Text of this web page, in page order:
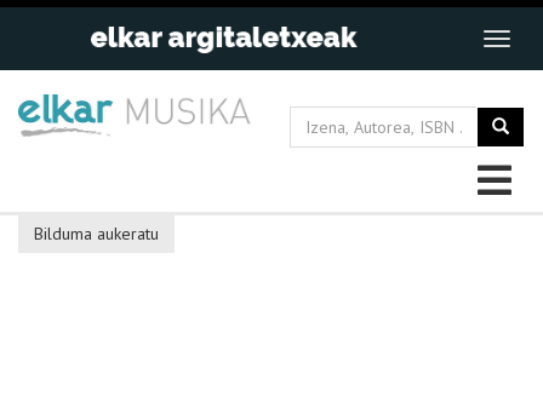
Bilduma aukeratu